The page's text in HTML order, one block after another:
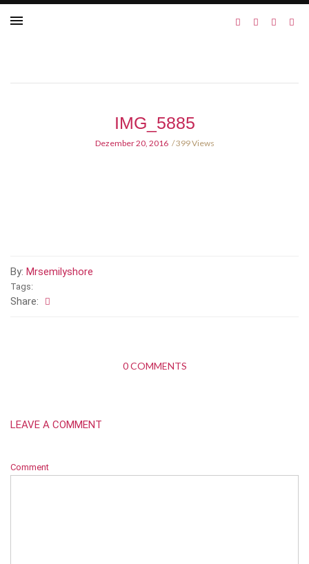
IMG_5885
Dezember 20, 2016 399 Views
By: Mrsemilyshore
Tags:
Share:
0 COMMENTS
LEAVE A COMMENT
Comment